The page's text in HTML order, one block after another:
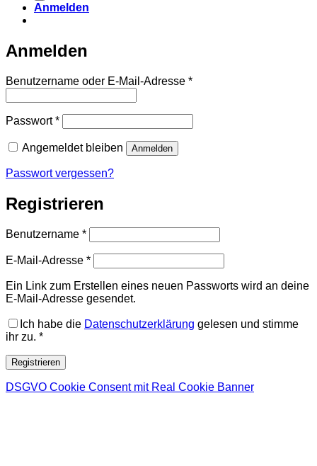
Anmelden
Anmelden
Benutzername oder E-Mail-Adresse *Erforderlich
Passwort*Erforderlich
Angemeldet bleiben Anmelden
Passwort vergessen?
Registrieren
Benutzername *Erforderlich
E-Mail-Adresse *Erforderlich
Ein Link zum Erstellen eines neuen Passworts wird an deine
E-Mail-Adresse gesendet.
Ich habe die Datenschutzerklärung gelesen und stimme
ihr zu. *
Registrieren
DSGVO Cookie Consent mit Real Cookie Banner